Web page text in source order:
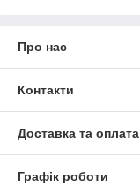
Про нас
Контакти
Доставка та оплата
Графік роботи